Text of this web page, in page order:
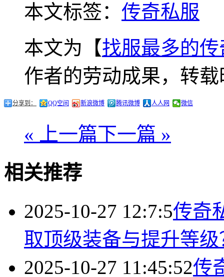
本文标签： 传奇私服
本文为【找服最多的
作者的劳动成果，转
分享到： QQ空间 新浪微博 腾讯微博 人人网 微信
« 上一篇下一篇 »
相关推荐
2025-10-27 12:7:5传奇
取顶级装备与提升等级
2025-10-27 11:45:52传